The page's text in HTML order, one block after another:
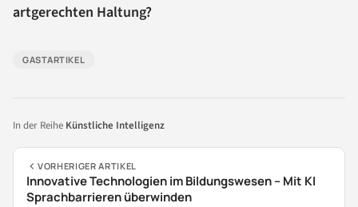
artgerechten Haltung?
GASTARTIKEL
In der Reihe Künstliche Intelligenz
VORHERIGER ARTIKEL
Innovative Technologien im Bildungswesen – Mit KI
Sprachbarrieren überwinden